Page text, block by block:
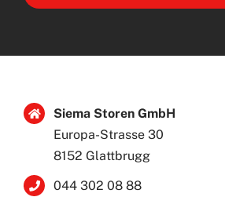
Siema Storen GmbH
Europa-Strasse 30
8152 Glattbrugg
044 302 08 88